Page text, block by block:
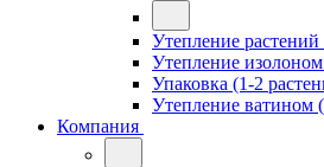
Утепление растений
Утепление
Упаковка (1-2
Утепление ватином
Компания